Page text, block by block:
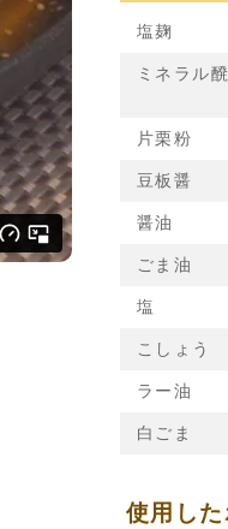
塩麹
ミネラル
片栗粉
豆板醤
醤油
ごま油
塩
こしょう
ラー油
白ごま
使用し